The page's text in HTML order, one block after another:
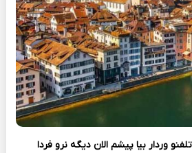
وردار بیا پیشم الان دیگه نرو فردا